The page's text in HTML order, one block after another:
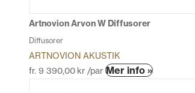
produktsidan
Artnovion Arvon W Diffusorer
Diffusorer
ARTNOVION AKUSTIK
fr. 9 390,00 kr /par Mer info »Den